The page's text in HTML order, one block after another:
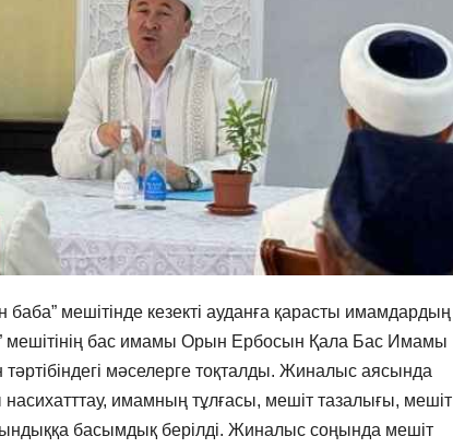
мешітінде кезекті ауданға қарасты имамдардың
мешітінің бас имамы Орын Ербосын Қала Бас Имамы
мәселерге тоқталды. Жиналыс аясында
имамның тұлғасы, мешіт тазалығы, мешіт
басымдық берілді. Жиналыс соңында мешіт